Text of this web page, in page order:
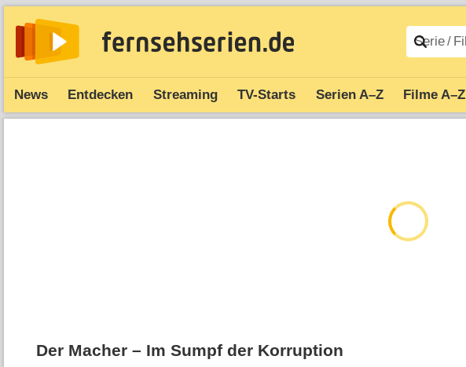
News Entdecken Streaming TV-Starts Serien A–Z Filme A–Z
Der Macher – Im Sumpf der Korruption